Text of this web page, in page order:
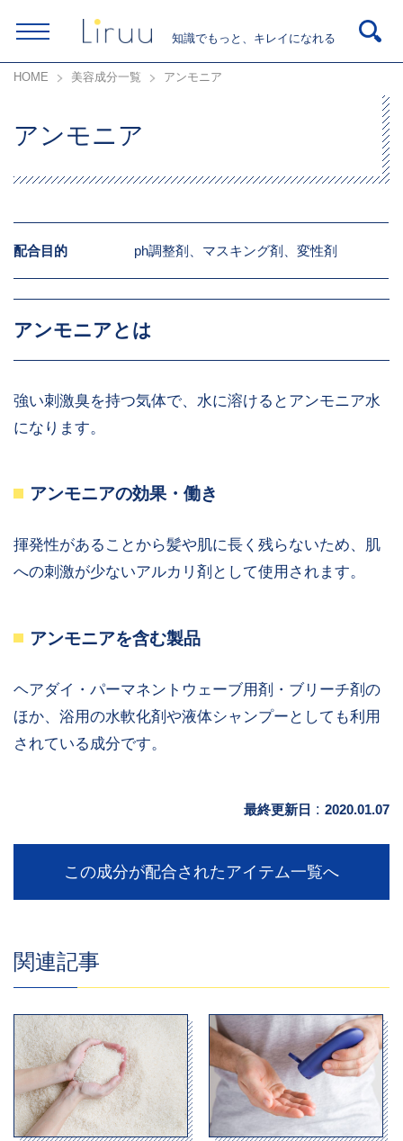
知識でもっと、キレイになれる
HOME 美容成分一覧 アンモニア
アンモニア
配合目的 ph調整剤、マスキング剤、変性剤
アンモニアとは
強い刺激臭を持つ気体で、水に溶けるとアンモニア水
になります。
アンモニアの効果・働き
揮発性があることから髪や肌に長く残らないため、肌
への刺激が少ないアルカリ剤として使用されます。
アンモニアを含む製品
ヘアダイ・パーマネントウェーブ用剤・ブリーチ剤の
ほか、浴用の水軟化剤や液体シャンプーとしても利用
されている成分です。
最終更新日 : 2020.01.07
この成分が配合されたアイテム一覧へ
関連記事